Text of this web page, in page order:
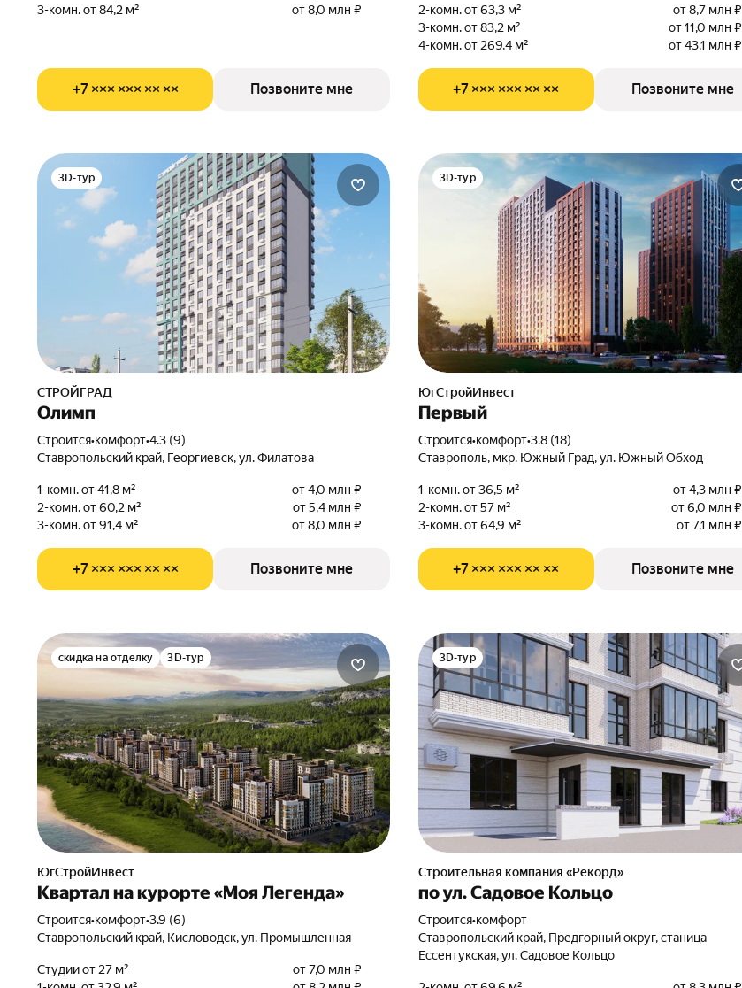
3-комн. от 84,2 м²
от 8,0 млн ₽
+7 ××× ××× ×× ×× Позвоните мне
2-комн. от 63,3 м²
от 8,7 млн ₽
3-комн. от 83,2 м²
от 11,0 млн ₽
4-комн. от 269,4 м²
от 43,1 млн ₽
+7 ××× ××× ×× ×× Позвоните мне
3D-тур
СТРОЙГРАД
Олимп
Строится•комфорт•4.3 (9)
Ставропольский край, Георгиевск, ул. Филатова
1-комн. от 41,8 м²
от 4,0 млн ₽
2-комн. от 60,2 м²
от 5,4 млн ₽
3-комн. от 91,4 м²
от 8,0 млн ₽
+7 ××× ××× ×× ×× Позвоните мне
3D-тур
ЮгСтройИнвест
Первый
Строится•комфорт•3.8 (18)
Ставрополь, мкр. Южный Град, ул. Южный Обход
1-комн. от 36,5 м²
от 4,3 млн ₽
2-комн. от 57 м²
от 6,0 млн ₽
3-комн. от 64,9 м²
от 7,1 млн ₽
+7 ××× ××× ×× ×× Позвоните мне
скидка на отделку 3D-тур
ЮгСтройИнвест
Квартал на курорте «Моя Легенда»
Строится•комфорт•3.9 (6)
Ставропольский край, Кисловодск, ул. Промышленная
Студии от 27 м²
от 7,0 млн ₽
3D-тур
Строительная компания «Рекорд»
по ул. Садовое Кольцо
Строится•комфорт
Ставропольский край, Предгорный округ, станица
Ессентукская, ул. Садовое Кольцо